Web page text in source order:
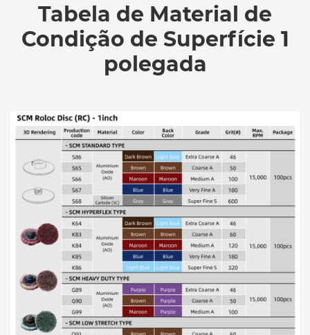
Tabela de Material de
Condição de Superfície 1
polegada